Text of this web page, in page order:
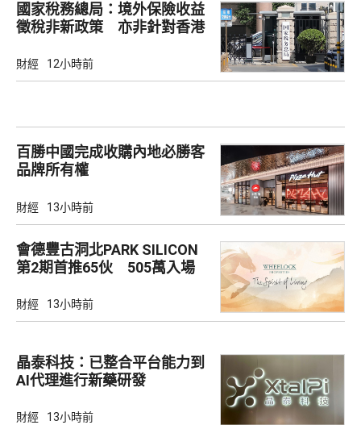
國家稅務總局：境外保險收益
徵稅非新政策 亦非針對香港
財經 12小時前
百勝中國完成收購內地必勝客
品牌所有權
財經 13小時前
會德豐古洞北PARK SILICON
第2期首推65伙 505萬入場
財經 13小時前
晶泰科技：已整合平台能力到
AI代理進行新藥研發
財經 13小時前